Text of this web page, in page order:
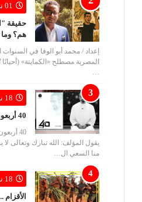
01 نوفمبر 2025
حقيقة
هم؟
إعداد / محمد أبو الوفا في السنوات
المصرية مصطلح «الكمايتة»
18 نوفمبر 2019
40 أربعون
40
يقول المؤلف: الله تبارك وتعالى لا
منا السعي ال…
18 نوفمبر 2019